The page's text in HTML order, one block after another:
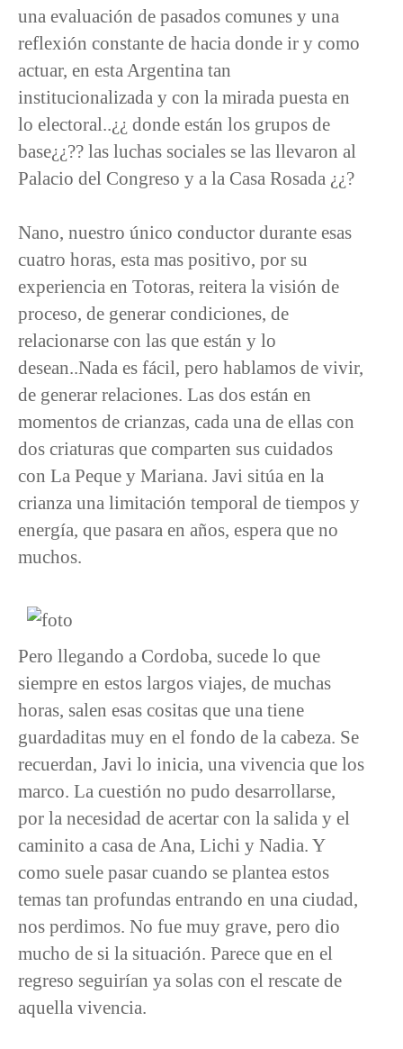
una evaluación de pasados comunes y una
reflexión constante de hacia donde ir y como
actuar, en esta Argentina tan
institucionalizada y con la mirada puesta en
lo electoral..¿¿ donde están los grupos de
base¿¿?? las luchas sociales se las llevaron al
Palacio del Congreso y a la Casa Rosada ¿¿?
Nano, nuestro único conductor durante esas
cuatro horas, esta mas positivo, por su
experiencia en Totoras, reitera la visión de
proceso, de generar condiciones, de
relacionarse con las que están y lo
desean..Nada es fácil, pero hablamos de vivir,
de generar relaciones. Las dos están en
momentos de crianzas, cada una de ellas con
dos criaturas que comparten sus cuidados
con La Peque y Mariana. Javi sitúa en la
crianza una limitación temporal de tiempos y
energía, que pasara en años, espera que no
muchos.
Pero llegando a Cordoba, sucede lo que
siempre en estos largos viajes, de muchas
horas, salen esas cositas que una tiene
guardaditas muy en el fondo de la cabeza. Se
recuerdan, Javi lo inicia, una vivencia que los
marco. La cuestión no pudo desarrollarse,
por la necesidad de acertar con la salida y el
caminito a casa de Ana, Lichi y Nadia. Y
como suele pasar cuando se plantea estos
temas tan profundas entrando en una ciudad,
nos perdimos. No fue muy grave, pero dio
mucho de si la situación. Parece que en el
regreso seguirían ya solas con el rescate de
aquella vivencia.